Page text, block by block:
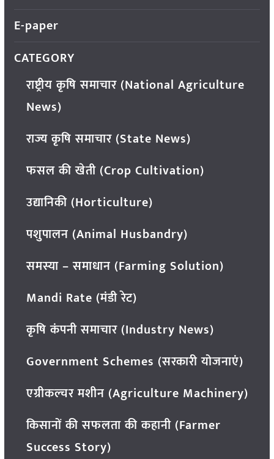
E-paper
CATEGORY
राष्ट्रीय कृषि समाचार (National Agriculture
News)
राज्य कृषि समाचार (State News)
फसल की खेती (Crop Cultivation)
उद्यानिकी (Horticulture)
पशुपालन (Animal Husbandry)
समस्या – समाधान (Farming Solution)
Mandi Rate (मंडी रेट)
कृषि कंपनी समाचार (Industry News)
Government Schemes (सरकारी योजनाएं)
एग्रीकल्चर मशीन (Agriculture Machinery)
किसानों की सफलता की कहानी (Farmer
Success Story)